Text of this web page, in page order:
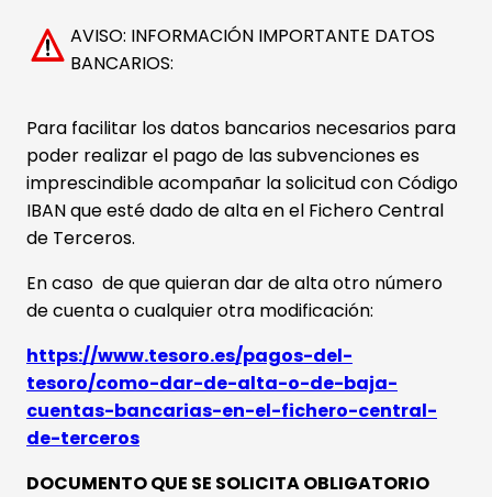
AVISO: INFORMACIÓN IMPORTANTE DATOS
BANCARIOS:
Para facilitar los datos bancarios necesarios para
poder realizar el pago de las subvenciones es
imprescindible acompañar la solicitud con Código
IBAN que esté dado de alta en el Fichero Central
de Terceros.
En caso de que quieran dar de alta otro número
de cuenta o cualquier otra modificación:
https://www.tesoro.es/pagos-del-
tesoro/como-dar-de-alta-o-de-baja-
cuentas-bancarias-en-el-fichero-central-
de-terceros
DOCUMENTO QUE SE SOLICITA OBLIGATORIO